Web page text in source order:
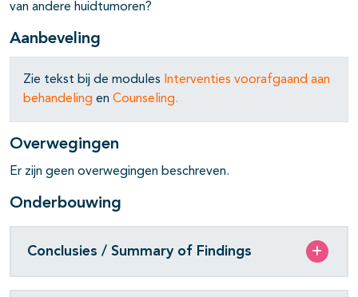
open- en dichtklappen
open- en dichtklappen
open- en dichtklappen
open- en dichtklappen
open- en dichtklappen
van andere huidtumoren?
Aanbeveling
Zie tekst bij de modules Interventies voorafgaand aan
behandeling en Counseling.
Overwegingen
Er zijn geen overwegingen beschreven.
Onderbouwing
Conclusies / Summary of Findings